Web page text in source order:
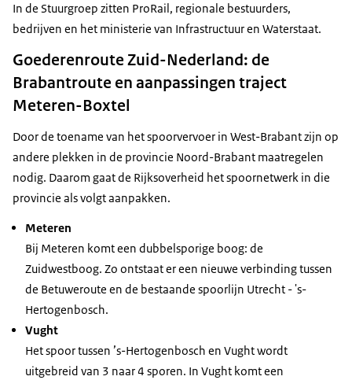
In de Stuurgroep zitten ProRail, regionale bestuurders,
bedrijven en het ministerie van Infrastructuur en Waterstaat.
Goederenroute Zuid-Nederland: de
Brabantroute en aanpassingen traject
Meteren-Boxtel
Door de toename van het spoorvervoer in West-Brabant zijn op
andere plekken in de provincie Noord-Brabant maatregelen
nodig. Daarom gaat de Rijksoverheid het spoornetwerk in die
provincie als volgt aanpakken.
Meteren
Bij Meteren komt een dubbelsporige boog: de
Zuidwestboog. Zo ontstaat er een nieuwe verbinding tussen
de Betuweroute en de bestaande spoorlijn Utrecht - 's-
Hertogenbosch.
Vught
Het spoor tussen ’s-Hertogenbosch en Vught wordt
uitgebreid van 3 naar 4 sporen. In Vught komt een